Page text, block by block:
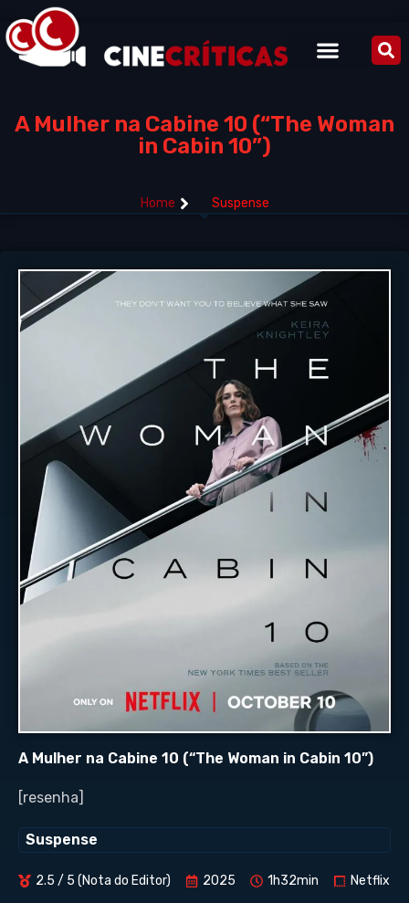
A Mulher na Cabine 10 (“The Woman
in Cabin 10”)
Home Suspense
A Mulher na Cabine 10 (“The Woman in Cabin 10”)
[resenha]
Suspense
2.5 / 5 (Nota do Editor) 2025 1h32min Netflix